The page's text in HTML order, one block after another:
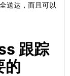
送达，而且可以
跟踪
的